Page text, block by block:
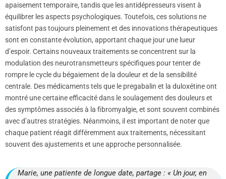
apaisement temporaire, tandis que les antidépresseurs visent à
équilibrer les aspects psychologiques. Toutefois, ces solutions ne
satisfont pas toujours pleinement et des innovations thérapeutiques
sont en constante évolution, apportant chaque jour une lueur
d’espoir. Certains nouveaux traitements se concentrent sur la
modulation des neurotransmetteurs spécifiques pour tenter de
rompre le cycle du bégaiement de la douleur et de la sensibilité
centrale. Des médicaments tels que le pregabalin et la duloxétine ont
montré une certaine efficacité dans le soulagement des douleurs et
des symptômes associés à la fibromyalgie, et sont souvent combinés
avec d’autres stratégies. Néanmoins, il est important de noter que
chaque patient réagit différemment aux traitements, nécessitant
souvent des ajustements et une approche personnalisée.
Marie, une patiente de longue date, partage : « Un jour, en